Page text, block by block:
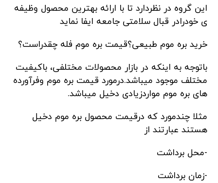
این گروه در نظردارد تا با ارائه بهترین محصول وظیفه
ی خودرادر قبال سلامتی جامعه ایفا نماید
خرید بره موم طبیعی؟قیمت بره موم فله چقدراست؟
باتوجه به اینکه در بازار محصولات مختلفی، باکیفیت
مختلف موجود میباشد.درمورد قیمت بره موم وفرآورده
های بره موم مواردزیادی دخیل میباشد.
مثلا چندمورد که درقیمت محصول بره موم دخیل
هستند عبارتند از
-محل برداشت
-زمان برداشت